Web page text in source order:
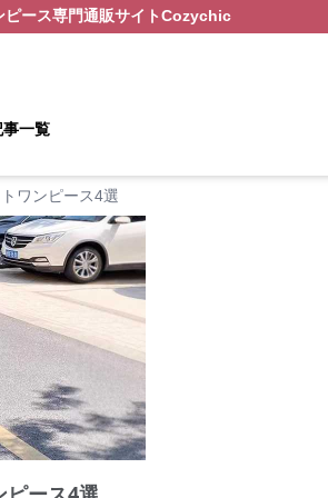
ピース専門通販サイトCozychic
事一覧
ワンピース4選